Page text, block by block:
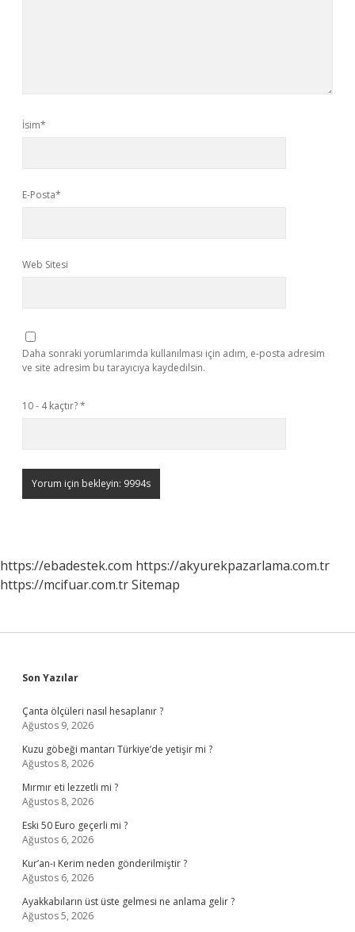
İsim*
E-Posta*
Web Sitesi
Daha sonraki yorumlarımda kullanılması için adım, e-posta adresim
ve site adresim bu tarayıcıya kaydedilsin.
10 - 4 kaçtır?*
https://ebadestek.com https://akyurekpazarlama.com.tr
https://mcifuar.com.trSitemap
Sidebar
Son Yazılar
Çanta ölçüleri nasıl hesaplanır ?
Ağustos 9, 2026
Kuzu göbeği mantarı Türkiye’de yetişir mi ?
Ağustos 8, 2026
Mırmır eti lezzetli mi ?
Ağustos 8, 2026
Eski 50 Euro geçerli mi ?
Ağustos 6, 2026
Kur’an-ı Kerim neden gönderilmiştir ?
Ağustos 6, 2026
Ayakkabıların üst üste gelmesi ne anlama gelir ?
Ağustos 5, 2026